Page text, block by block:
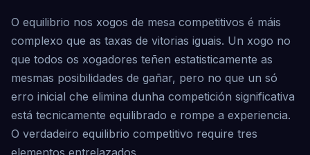
O equilibrio nos xogos de mesa competitivos é máis
complexo que as taxas de vitorias iguais. Un xogo no
que todos os xogadores teñen estatisticamente as
mesmas posibilidades de gañar, pero no que un só
erro inicial che elimina dunha competición significativa
está tecnicamente equilibrado e rompe a experiencia.
O verdadeiro equilibrio competitivo require tres
elementos entrelazados.